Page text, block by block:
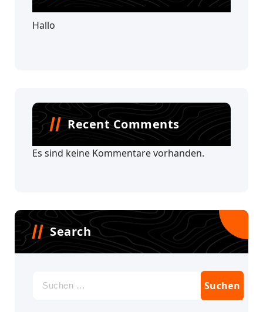
Hallo
Recent Comments
Es sind keine Kommentare vorhanden.
Search
nach: